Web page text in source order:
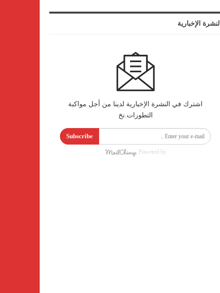
النشرة الإخبارية
اشترك في النشرة الإخبارية لدينا من أجل مواكبة
التطورات.نخ
Subscribe
Powered by